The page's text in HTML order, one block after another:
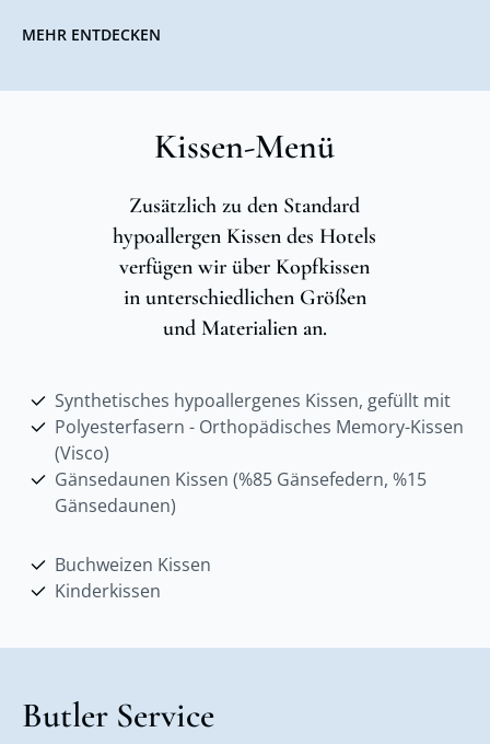
MEHR ENTDECKEN
Kissen-Menü
Zusätzlich zu den Standard
hypoallergen Kissen des Hotels
verfügen wir über Kopfkissen
in unterschiedlichen Größen
und Materialien an.
Synthetisches hypoallergenes Kissen, gefüllt mit
Polyesterfasern - Orthopädisches Memory-Kissen
(Visco)
Gänsedaunen Kissen (%85 Gänsefedern, %15
Gänsedaunen)
Buchweizen Kissen
Kinderkissen
Butler Service